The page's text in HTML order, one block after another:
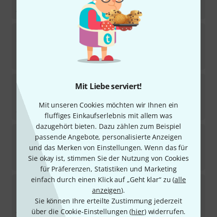
Mit Liebe serviert!
Mit unseren Cookies möchten wir Ihnen ein
fluffiges Einkaufserlebnis mit allem was
dazugehört bieten. Dazu zählen zum Beispiel
passende Angebote, personalisierte Anzeigen
und das Merken von Einstellungen. Wenn das für
Sie okay ist, stimmen Sie der Nutzung von Cookies
für Präferenzen, Statistiken und Marketing
einfach durch einen Klick auf „Geht klar“ zu (alle
anzeigen).
Sie können Ihre erteilte Zustimmung jederzeit
über die Cookie-Einstellungen (hier) widerrufen.
€
ThomannChinese GuZheng IV
Sofort lieferbar
€
Artino Chinese QuDi Flute F-major
Sofort lieferbar
29,90 €
ArtinoMarco Polo Chinese GuZheng
6
Sofort lieferbar
429 €
Artino Chinese QuDi Pro Flute A
Sofort lieferbar
58€